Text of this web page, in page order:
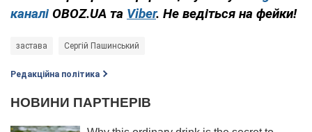
каналі OBOZ.UA та Viber. Не ведіться на фейки!
застава Сергій Пашинський
Редакційна політика